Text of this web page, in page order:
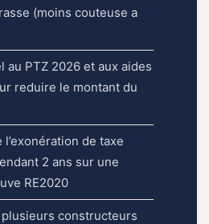
(moins couteuse a
au PTZ 2026 et aux aides
reduire le montant du
de taxe
2 ans sur une
RE2020
constructeurs